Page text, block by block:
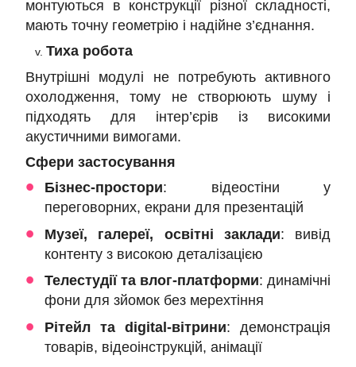
монтуються в конструкції різної складності,
мають точну геометрію і надійне з’єднання.
Тиха робота
Внутрішні модулі не потребують активного
охолодження, тому не створюють шуму і
підходять для інтер’єрів із високими
акустичними вимогами.
Сфери застосування
Бізнес-простори: відеостіни у
переговорних, екрани для презентацій
Музеї, галереї, освітні заклади: вивід
контенту з високою деталізацією
Телестудії та влог-платформи: динамічні
фони для зйомок без мерехтіння
Рітейл та digital-вітрини: демонстрація
товарів, відеоінструкцій, анімації